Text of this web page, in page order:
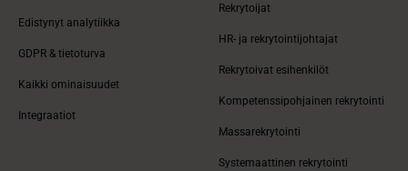
Edistynyt analytiikka
GDPR & tietoturva
Kaikki ominaisuudet
Integraatiot
Rekrytoijat
HR- ja rekrytointijohtajat
Rekrytoivat esihenkilöt
Kompetenssipohjainen rekrytointi
Massarekrytointi
Systemaattinen rekrytointi